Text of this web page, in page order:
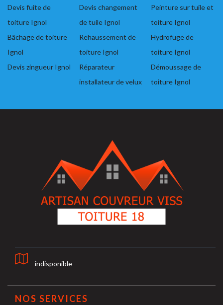
Devis fuite de
toiture Ignol
Bâchage de toiture
Ignol
Devis zingueur Ignol
Devis changement
de tuile Ignol
Rehaussement de
toiture Ignol
Réparateur
installateur de velux
Peinture sur tuile et
toiture Ignol
Hydrofuge de
toiture Ignol
Démoussage de
toiture Ignol
indisponible
NOS SERVICES